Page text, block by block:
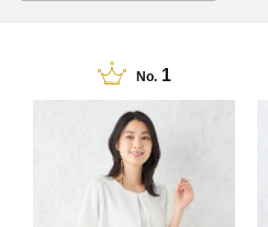
No. 1